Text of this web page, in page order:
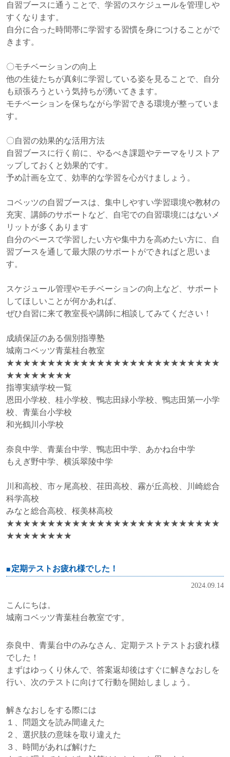
自習ブースに通うことで、学習のスケジュールを管理しや
すくなります。
自分に合った時間帯に学習する習慣を身につけることがで
きます。
〇モチベーションの向上
他の生徒たちが真剣に学習している姿を見ることで、自分
も頑張ろうという気持ちが湧いてきます。
モチベーションを保ちながら学習できる環境が整っていま
す。
〇自習の効果的な活用方法
自習ブースに行く前に、やるべき課題やテーマをリストア
ップしておくと効果的です。
予め計画を立て、効率的な学習を心がけましょう。
コベッツの自習ブースは、集中しやすい学習環境や教材の
充実、講師のサポートなど、
自宅での自習環境にはないメ
リットが多くあります
自分のペースで学習したい方や集中力を高めたい方に、
自
習ブースを通して最大限のサポートができればと思いま
す。
スケジュール管理やモチベーションの向上など、サポート
してほしいことが何かあれば、
ぜひ自習に来て教室長や講師に相談してみてください！
成績保証のある個別指導塾
城南コベッツ青葉桂台教室
★★★★★★★★★★★★★★★★★★★★★★★★★★
★★★★★★★★
指導実績学校一覧
恩田小学校、桂小学校、鴨志田緑小学校、鴨志田第一小学
校、青葉台小学校
和光鶴川小学校
奈良中学、青葉台中学、鴨志田中学、あかね台中学
もえぎ野中学、横浜翠陵中学
川和高校、市ヶ尾高校、荏田高校、霧が丘高校、川崎総合
科学高校
みなと総合高校、桜美林高校
★★★★★★★★★★★★★★★★★★★★★★★★★★
★★★★★★★★
定期テストお疲れ様でした！
2024.09.14
こんにちは。
城南コベッツ青葉桂台教室です。
奈良中、青葉台中のみなさん、定期テストテストお疲れ様
でした！
まずはゆっくり休んで、答案返却後はすぐに解きなおしを
行い、次のテストに向けて行動を開始しましょう。
解きなおしをする際には
１、問題文を読み間違えた
２、選択肢の意味を取り違えた
３、時間があれば解けた